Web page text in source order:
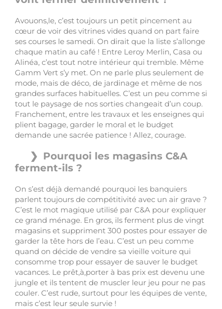
Avouons,le, c’est toujours un petit pincement au
cœur de voir des vitrines vides quand on part faire
ses courses le samedi. On dirait que la liste s’allonge
chaque matin au café ! Entre Leroy Merlin, Casa ou
Alinéa, c’est tout notre intérieur qui tremble. Même
Gamm Vert s’y met. On ne parle plus seulement de
mode, mais de déco, de jardinage et même de nos
grandes surfaces habituelles. C’est un peu comme si
tout le paysage de nos sorties changeait d’un coup.
Franchement, entre les travaux et les enseignes qui
plient bagage, garder le moral et le budget
demande une sacrée patience ! Allez, courage.
Pourquoi les magasins C&A
ferment-ils ?
On s’est déjà demandé pourquoi les banquiers
parlent toujours de compétitivité avec un air grave ?
C’est le mot magique utilisé par C&A pour expliquer
ce grand ménage. En gros, ils ferment plus de vingt
magasins et suppriment 300 postes pour essayer de
garder la tête hors de l’eau. C’est un peu comme
quand on décide de vendre sa vieille voiture qui
consomme trop pour essayer de sauver le budget
vacances. Le prêt,à,porter à bas prix est devenu une
jungle et ils tentent de muscler leur jeu pour ne pas
couler. C’est rude, surtout pour les équipes de vente,
mais c’est leur seule survie !